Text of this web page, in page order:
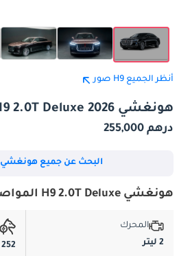
أنظر الجميع H9 صور
هونغشي H9 2.0T Deluxe 2026
درهم 255,000
البحث عن جميع هونغشي H9 للبيع
هونغشي H9 2.0T Deluxe المواصفات الأساسية
المحرك
2 ليتر
252 حصان